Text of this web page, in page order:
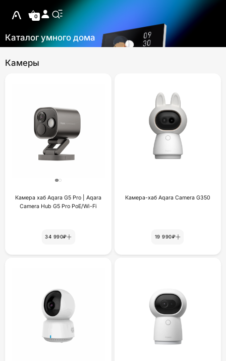
0
Каталог умного дома
Камеры
Камера хаб Aqara G5 Pro | Aqara
Camera Hub G5 Pro PoE/Wi-Fi
34 990₽
Камера-хаб Aqara Camera G350
19 990₽